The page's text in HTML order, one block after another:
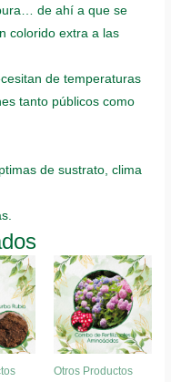
de ahí a que se
colorido extra a las
de temperaturas
tanto públicos como
de sustrato, clima
Otros Productos